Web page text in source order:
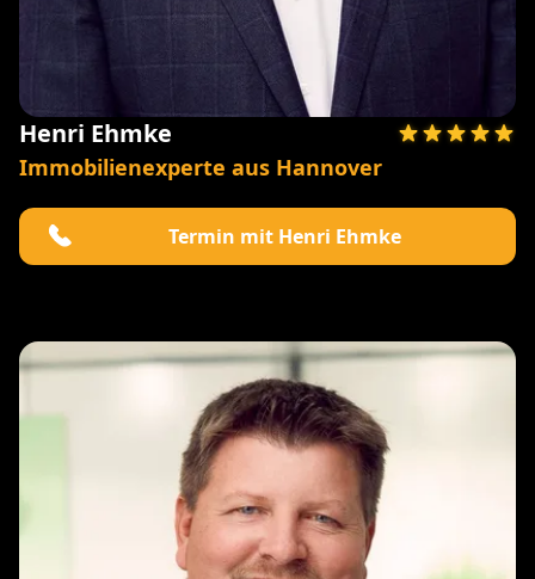
Henri Ehmke
Immobilienexperte aus Hannover
Termin mit Henri Ehmke